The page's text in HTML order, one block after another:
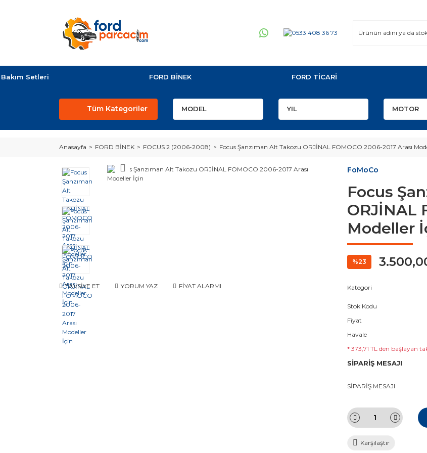
Bakım Setleri FORD BİNEK FORD TİCARİ
Tüm Kategoriler
Anasayfa FORD BİNEK FOCUS 2 (2006-2008) Focus Şanzıman Alt Takozu ORJİNAL FOMOCO 2006-2017 Arası
TAVSİYE ET YORUM YAZ FİYAT ALARMI
FoMoCo
Focus
ORJİNAL
Modeller
%23
Kategori
Stok Kodu
Fiyat
Havale
* 373,71 TL den başlayan
SİPARİŞ MESAJI
SİPARİŞ MESAJI
Karşılaştır